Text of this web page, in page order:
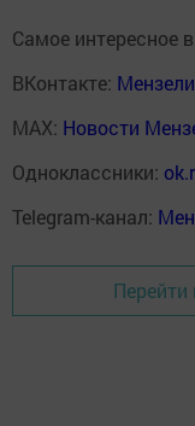
Самое интересное
ВКонтакте:
MAX: Новости
Одноклассники:
Telegram-канал:
Перейти